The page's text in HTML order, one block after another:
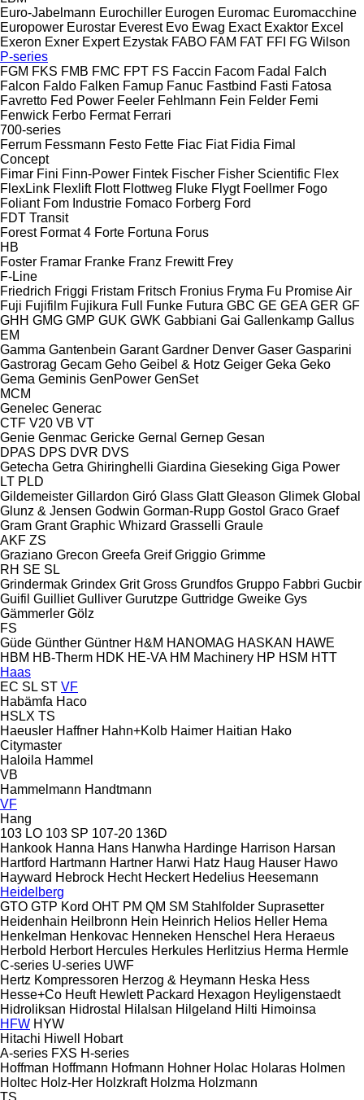
Euro-Jabelmann Eurochiller Eurogen Euromac Euromacchine
Europower Eurostar Everest Evo Ewag Exact Exaktor Excel
Exeron Exner Expert Ezystak FABO FAM FAT FFI FG Wilson
P-series
FGM FKS FMB FMC FPT FS Faccin Facom Fadal
Falch
Falcon Faldo Falken Famup Fanuc Fastbind Fasti Fatosa
Favretto Fed Power Feeler Fehlmann Fein Felder Femi
Fenwick Ferbo Fermat Ferrari
700-series
Ferrum Fessmann Festo Fette Fiac Fiat Fidia Fimal
Concept
Fimar Fini Finn-Power Fintek Fischer Fisher Scientific Flex
FlexLink Flexlift Flott Flottweg Fluke Flygt Foellmer Fogo
Foliant Fom Industrie Fomaco Forberg Ford
FDT Transit
Forest Format 4 Forte Fortuna Forus
HB
Foster Framar Franke Franz Frewitt Frey
F-Line
Friedrich Friggi Fristam Fritsch Fronius Fryma Fu Promise Air
Fuji Fujifilm Fujikura Full Funke Futura GBC GE GEA GER GF
GHH GMG GMP GUK GWK Gabbiani Gai Gallenkamp Gallus
EM
Gamma Gantenbein Garant Gardner Denver Gaser Gasparini
Gastrorag Gecam Geho Geibel & Hotz Geiger Geka Geko
Gema Geminis GenPower GenSet
MCM
Genelec Generac
CTF V20 VB VT
Genie Genmac Gericke Gernal Gernep Gesan
DPAS DPS DVR DVS
Getecha Getra Ghiringhelli Giardina Gieseking Giga Power
LT PLD
Gildemeister Gillardon Giró Glass Glatt Gleason Glimek Global
Glunz & Jensen Godwin Gorman-Rupp Gostol Graco Graef
Gram Grant Graphic Whizard Grasselli Graule
AKF ZS
Graziano Grecon Greefa Greif Griggio Grimme
RH SE SL
Grindermak Grindex Grit Gross Grundfos Gruppo Fabbri Gucbir
Guifil Guilliet Gulliver Gurutzpe Guttridge Gweike Gys
Gämmerler Gölz
FS
Güde Günther Güntner H&M HANOMAG HASKAN HAWE
HBM HB‑Therm HDK HE-VA HM Machinery HP HSM HTT
Haas
EC SL ST VF
Habämfa Haco
HSLX TS
Haeusler Haffner Hahn+Kolb Haimer Haitian Hako
Citymaster
Haloila Hammel
VB
Hammelmann Handtmann
VF
Hang
103 LO 103 SP 107-20 136D
Hankook Hanna Hans Hanwha Hardinge Harrison Harsan
Hartford Hartmann Hartner Harwi Hatz Haug Hauser Hawo
Hayward Hebrock Hecht Heckert Hedelius Heesemann
Heidelberg
GTO GTP Kord OHT PM QM SM Stahlfolder Suprasetter
Heidenhain Heilbronn Hein Heinrich Helios Heller Hema
Henkelman Henkovac Henneken Henschel Hera Heraeus
Herbold Herbort Hercules Herkules Herlitzius Herma Hermle
C-series U-series UWF
Hertz Kompressoren Herzog & Heymann Heska Hess
Hesse+Co Heuft Hewlett Packard Hexagon Heyligenstaedt
Hidroliksan Hidrostal Hilalsan Hilgeland Hilti Himoinsa
HFW HYW
Hitachi Hiwell
Hobart
A-series FXS H-series
Hoffman Hoffmann Hofmann Hohner Holac Holaras Holmen
Holtec Holz-Her Holzkraft Holzma Holzmann
TS